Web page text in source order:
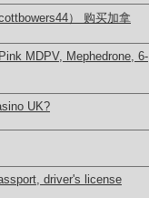
） 购买加拿
MDPV, Mephedrone, 6-
UK?
driver's license